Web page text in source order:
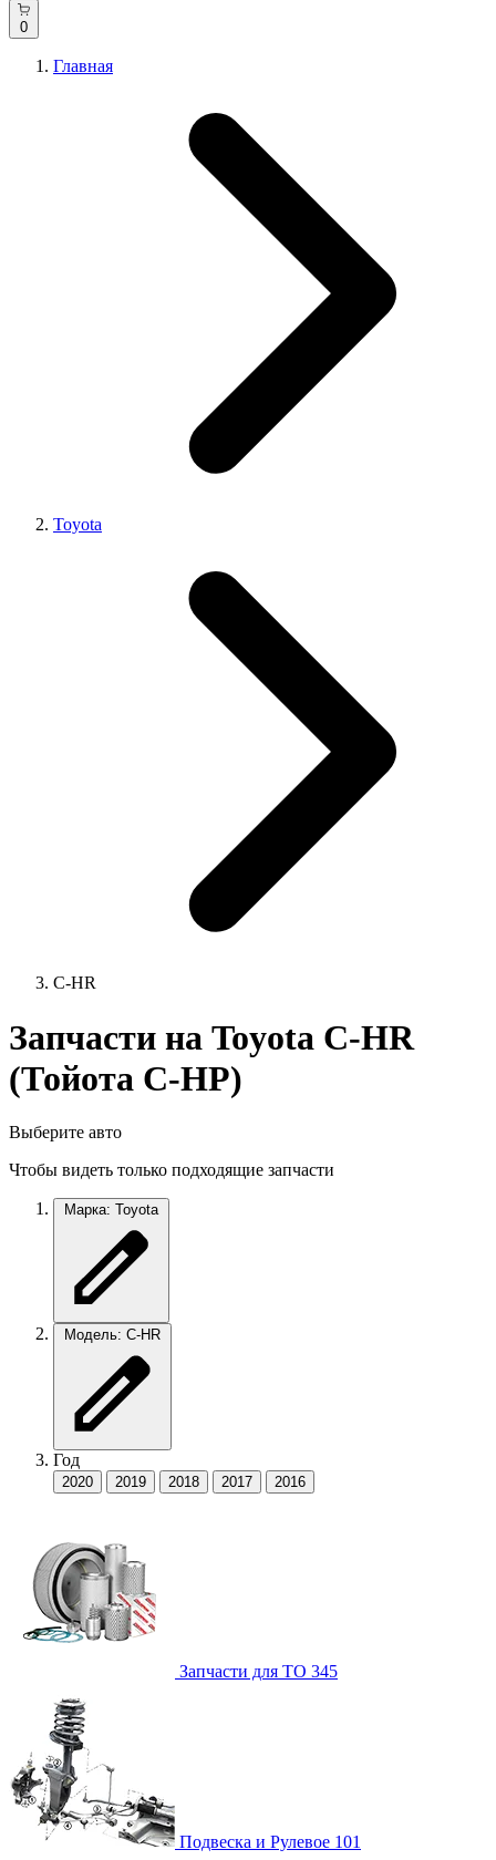
0
Главная
Toyota
C-HR
Запчасти на Toyota C-HR
(Тойота С-НР)
Выберите авто
Чтобы видеть только подходящие запчасти
Марка: Toyota
Модель: C-HR
Год
2020 2019 2018 2017 2016
Запчасти для ТО 345
Подвеска и Рулевое 101